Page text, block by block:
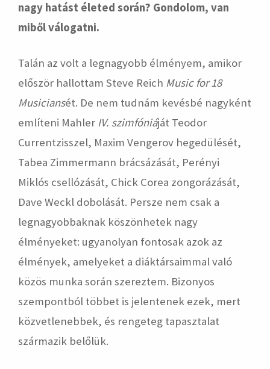
nagy hatást életed során? Gondolom, van
miből válogatni.
Talán az volt a legnagyobb élményem, amikor
először hallottam Steve Reich Music for 18
Musiciansét. De nem tudnám kevésbé nagyként
említeni Mahler IV. szimfóniáját Teodor
Currentzisszel, Maxim Vengerov hegedülését,
Tabea Zimmermann brácsázását, Perényi
Miklós csellózását, Chick Corea zongorázását,
Dave Weckl dobolását. Persze nem csak a
legnagyobbaknak köszönhetek nagy
élményeket: ugyanolyan fontosak azok az
élmények, amelyeket a diáktársaimmal való
közös munka során szereztem. Bizonyos
szempontból többet is jelentenek ezek, mert
közvetlenebbek, és rengeteg tapasztalat
származik belőlük.